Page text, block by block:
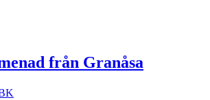
från Granåsa